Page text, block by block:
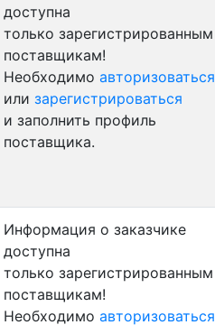
доступна
только зарегистрированным
поставщикам!
Необходимо авторизоваться
или зарегистрироваться
и заполнить профиль
поставщика.
Информация о заказчике
доступна
только зарегистрированным
поставщикам!
Необходимо авторизоваться